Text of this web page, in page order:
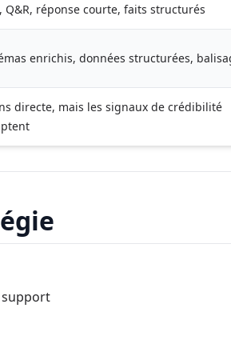
Q&R, réponse courte, faits structurés
enrichis, données structurées,
directe, mais les signaux de crédibilité
support